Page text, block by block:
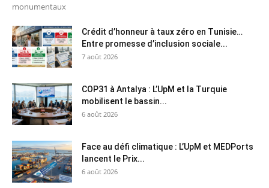
monumentaux
Crédit d’honneur à taux zéro en Tunisie…
Entre promesse d’inclusion sociale...
7 août 2026
COP31 à Antalya : L’UpM et la Turquie
mobilisent le bassin...
6 août 2026
Face au défi climatique : L’UpM et MEDPorts
lancent le Prix...
6 août 2026